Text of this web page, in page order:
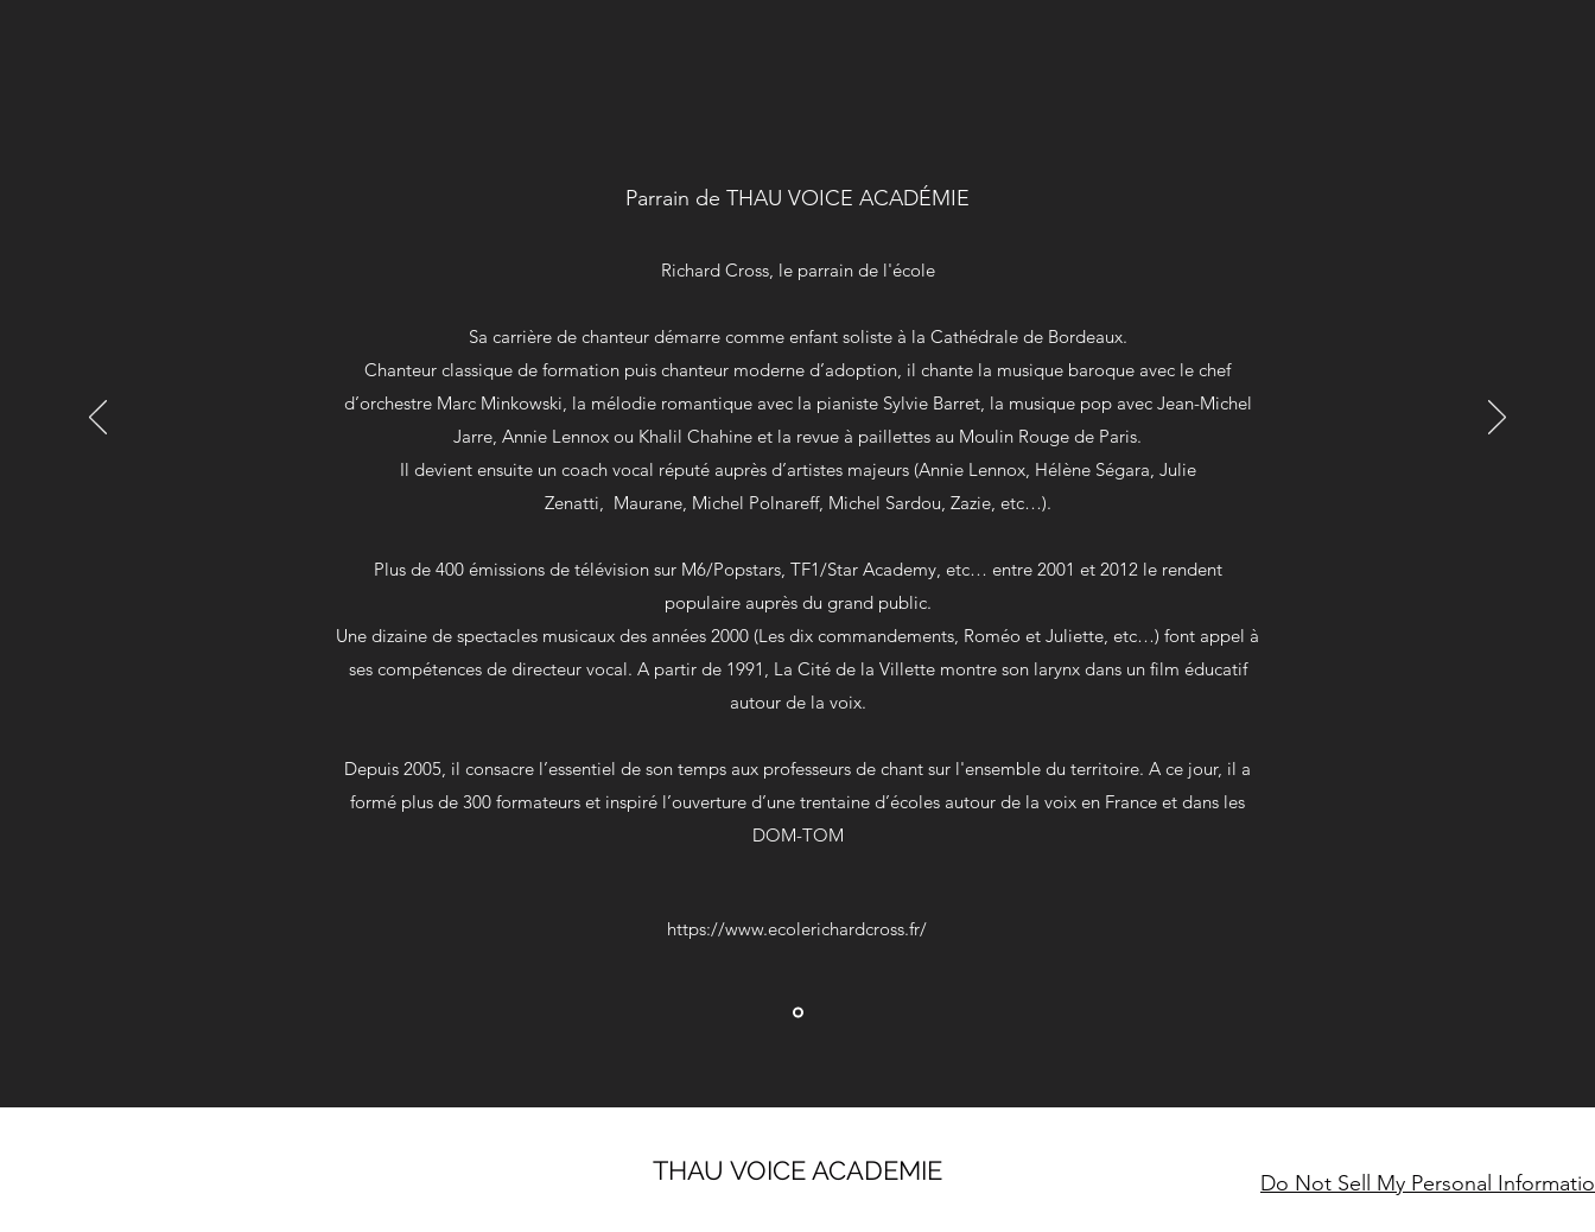
Parrain de THAU VOICE ACADÉMIE
Richard Cross, le parrain de l'école
Sa carrière de chanteur démarre comme enfant soliste à la Cathédrale de Bordeaux.
Chanteur classique de formation puis chanteur moderne d’adoption, il chante la musique baroque avec le chef
d’orchestre Marc Minkowski, la mélodie romantique avec la pianiste Sylvie Barret, la musique pop avec Jean-Michel
Jarre, Annie Lennox ou Khalil Chahine et la revue à paillettes au Moulin Rouge de Paris.
Il devient ensuite un coach vocal réputé auprès d’artistes majeurs (Annie Lennox, Hélène Ségara, Julie
Zenatti, Maurane, Michel Polnareff, Michel Sardou, Zazie, etc…).
Plus de 400 émissions de télévision sur M6/Popstars, TF1/Star Academy, etc… entre 2001 et 2012 le rendent
populaire auprès du grand public.
Une dizaine de spectacles musicaux des années 2000 (Les dix commandements, Roméo et Juliette, etc…) font appel à
ses compétences de directeur vocal. A partir de 1991, La Cité de la Villette montre son larynx dans un film éducatif
autour de la voix.
Depuis 2005, il consacre l’essentiel de son temps aux professeurs de chant sur l'ensemble du territoire. A ce jour, il a
formé plus de 300 formateurs et inspiré l’ouverture d’une trentaine d’écoles autour de la voix en France et dans les
DOM-TOM​
https://www.ecolerichardcross.fr/
THAU VOICE ACADEMIE Do Not Sell My Personal